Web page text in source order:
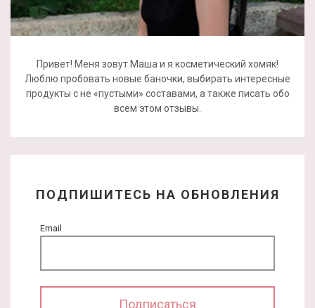
Привет! Меня зовут Маша и я косметический хомяк!
Люблю пробовать новые баночки, выбирать интересные
продукты с не «пустыми» составами, а также писать обо
всем этом отзывы.
ПОДПИШИТЕСЬ НА ОБНОВЛЕНИЯ
Email